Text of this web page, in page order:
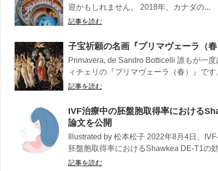
迎かもしれません。 2018年、カナダの...
記事を読む
子宝祈願の名画『プリマヴェーラ（
Primavera, de Sandro Botticelli 誰もが一
ィチェリの『プリマヴェーラ（春）』です
記事を読む
IVF治療中の胚盤胞取得率における
論文を公開
Illustrated by 松本松子 2022年8月4日、
胚盤胞取得率におけるShawkea DE-T1の
記事を読む